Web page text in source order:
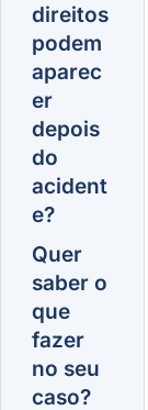
direitos
podem
aparec
er
depois
do
acident
e?
Quer
saber o
que
fazer
no seu
caso?